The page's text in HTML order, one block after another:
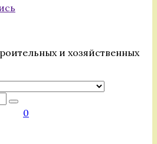
и хозяйственных
0